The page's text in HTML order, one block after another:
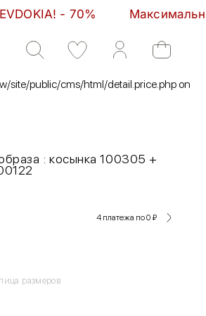
70%         Максимальные
site/public/cms/html/detail.price.php on
: косынка 100305 +
4 платежа по 0 ₽
размеров